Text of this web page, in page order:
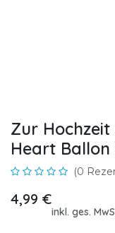
Zur
Heart
(0
4,99 €
inkl. ges.